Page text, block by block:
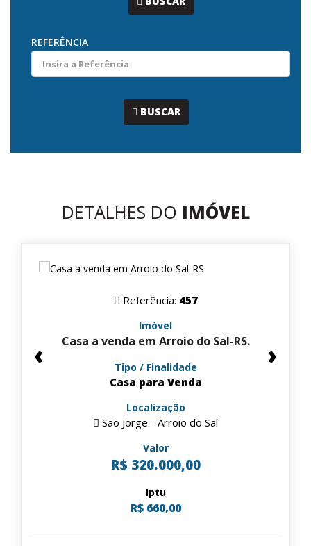
REFERÊNCIA
BUSCAR
DETALHES DO IMÓVEL
‹ ›
Referência: 457
Imóvel
Casa a venda em Arroio do Sal-RS.
Tipo / Finalidade
Casa para Venda
Localização
São Jorge - Arroio do Sal
Valor
R$ 320.000,00
Iptu
R$ 660,00